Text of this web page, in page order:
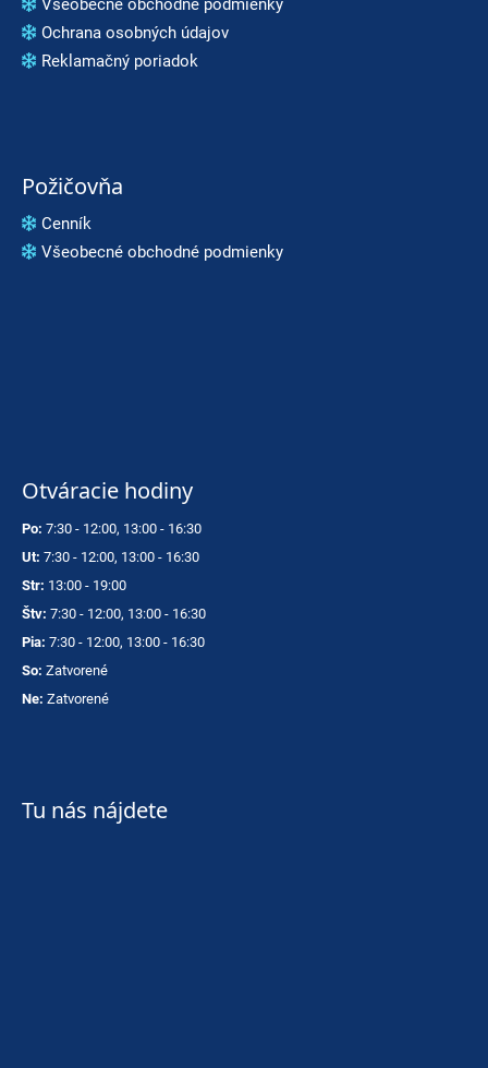
Všeobecné obchodné podmienky
Ochrana osobných údajov
Reklamačný poriadok
Požičovňa
Cenník
Všeobecné obchodné podmienky
Otváracie hodiny
Po: 7:30 - 12:00, 13:00 - 16:30
Ut: 7:30 - 12:00, 13:00 - 16:30
Str: 13:00 - 19:00
Štv: 7:30 - 12:00, 13:00 - 16:30
Pia: 7:30 - 12:00, 13:00 - 16:30
So: Zatvorené
Ne: Zatvorené
Tu nás nájdete